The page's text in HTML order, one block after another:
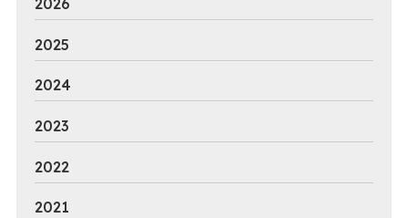
2026
2025
2024
2023
2022
2021